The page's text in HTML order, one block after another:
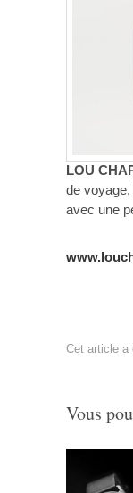
LOU
de
avec une
Cet article a
Vous